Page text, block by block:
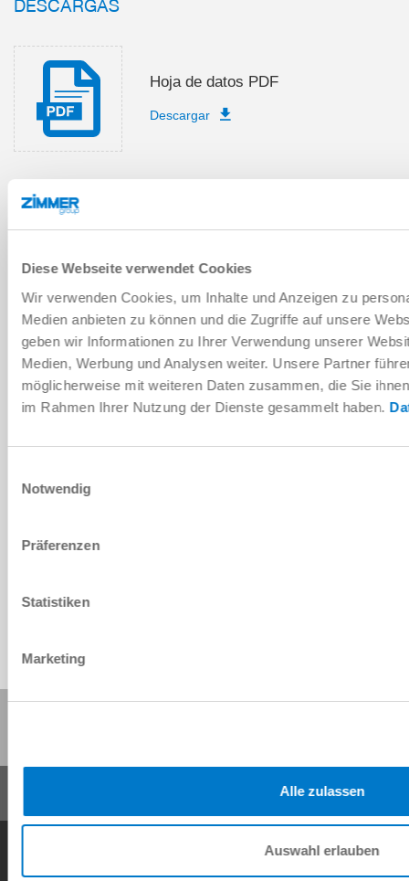
Diese Webseite verwendet Cookies
Wir verwenden Cookies, um Inhalte und Anzeigen zu
Medien anbieten zu können und die Zugriffe auf unsere
geben wir Informationen zu Ihrer Verwendung unserer
Medien, Werbung und Analysen weiter. Unsere Partner
möglicherweise mit weiteren Daten zusammen, die Sie
im Rahmen Ihrer Nutzung der Dienste gesammelt haben.
Notwendig
Präferenzen
Statistiken
Marketing
Alle zulassen
Auswahl erlauben
DESCARGAS
Hoja de datos PDF
Descargar
Lista de piezas de recambio
Descargar
Manual para el montaje e
instrucciones de servicio